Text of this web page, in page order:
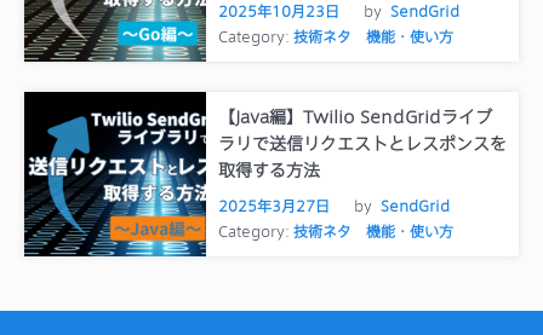
2025年10月23日 by SendGrid
Category: 技術ネタ 機能・使い方
【Java編】Twilio SendGridライブ
ラリで送信リクエストとレスポンスを
取得する方法
2025年3月27日 by SendGrid
Category: 技術ネタ 機能・使い方